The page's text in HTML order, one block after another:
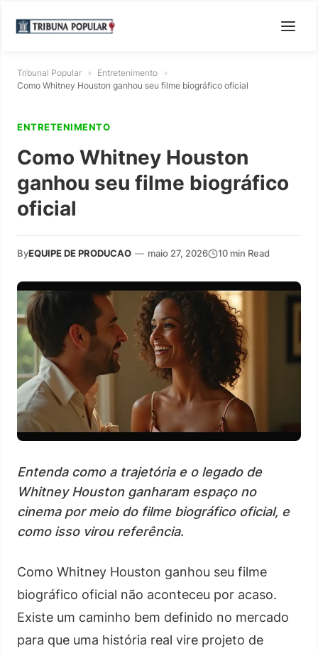
Tribunal Popular » Entretenimento »
Como Whitney Houston ganhou seu filme biográfico oficial
ENTRETENIMENTO
Como Whitney Houston
ganhou seu filme biográfico
oficial
ByEQUIPE DE PRODUCAO — maio 27, 2026 10 min Read
Entenda como a trajetória e o legado de
Whitney Houston ganharam espaço no
cinema por meio do filme biográfico oficial, e
como isso virou referência.
Como Whitney Houston ganhou seu filme
biográfico oficial não aconteceu por acaso.
Existe um caminho bem definido no mercado
para que uma história real vire projeto de